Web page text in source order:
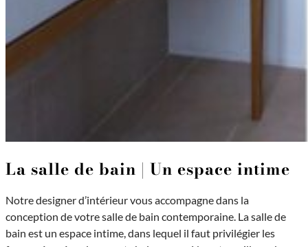
La salle de bain | Un espace intime
Notre designer d’intérieur vous accompagne dans la
conception de votre salle de bain contemporaine. La salle de
bain est un espace intime, dans lequel il faut privilégier les